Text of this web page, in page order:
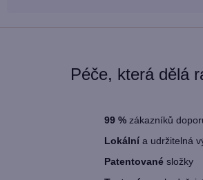
Péče, která dělá
99 % zákazníků
Lokální a udržitelná
Patentované složky